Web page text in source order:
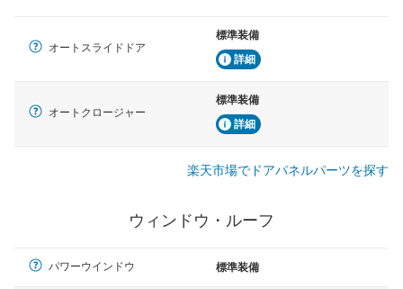
オートスライドドア
標準装備
詳細
オートクロージャー
標準装備
詳細
楽天市場でドアパネルパーツを探す
ウィンドウ・ルーフ
パワーウインドウ 標準装備